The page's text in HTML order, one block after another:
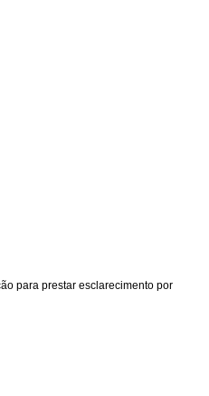
para prestar esclarecimento por